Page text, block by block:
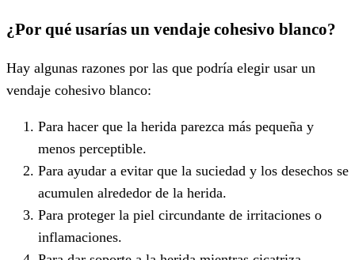
¿Por qué usarías un vendaje cohesivo blanco?
Hay algunas razones por las que podría elegir usar un
vendaje cohesivo blanco:
Para hacer que la herida parezca más pequeña y
menos perceptible.
Para ayudar a evitar que la suciedad y los desechos se
acumulen alrededor de la herida.
Para proteger la piel circundante de irritaciones o
inflamaciones.